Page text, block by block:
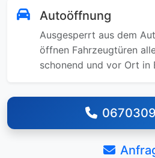
Autoöffnung
Ausgesperrt aus dem
öffnen Fahrzeugtüren
schonend und vor Ort in